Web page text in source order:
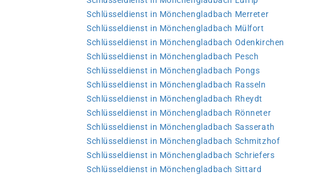
Schlüsseldienst in Mönchengladbach Merreter
Schlüsseldienst in Mönchengladbach Mülfort
Schlüsseldienst in Mönchengladbach Odenkirchen
Schlüsseldienst in Mönchengladbach Pesch
Schlüsseldienst in Mönchengladbach Pongs
Schlüsseldienst in Mönchengladbach Rasseln
Schlüsseldienst in Mönchengladbach Rheydt
Schlüsseldienst in Mönchengladbach Rönneter
Schlüsseldienst in Mönchengladbach Sasserath
Schlüsseldienst in Mönchengladbach Schmitzhof
Schlüsseldienst in Mönchengladbach Schriefers
Schlüsseldienst in Mönchengladbach Sittard